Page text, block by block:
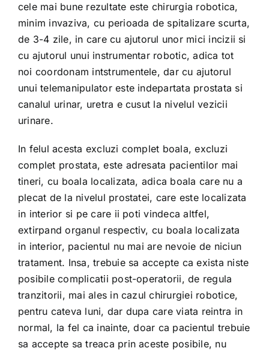
cele mai bune rezultate este chirurgia robotica,
minim invaziva, cu perioada de spitalizare scurta,
de 3-4 zile, in care cu ajutorul unor mici incizii si
cu ajutorul unui instrumentar robotic, adica tot
noi coordonam intstrumentele, dar cu ajutorul
unui telemanipulator este indepartata prostata si
canalul urinar, uretra e cusut la nivelul vezicii
urinare.
In felul acesta excluzi complet boala, excluzi
complet prostata, este adresata pacientilor mai
tineri, cu boala localizata, adica boala care nu a
plecat de la nivelul prostatei, care este localizata
in interior si pe care ii poti vindeca altfel,
extirpand organul respectiv, cu boala localizata
in interior, pacientul nu mai are nevoie de niciun
tratament. Insa, trebuie sa accepte ca exista niste
posibile complicatii post-operatorii, de regula
tranzitorii, mai ales in cazul chirurgiei robotice,
pentru cateva luni, dar dupa care viata reintra in
normal, la fel ca inainte, doar ca pacientul trebuie
sa accepte sa treaca prin aceste posibile, nu